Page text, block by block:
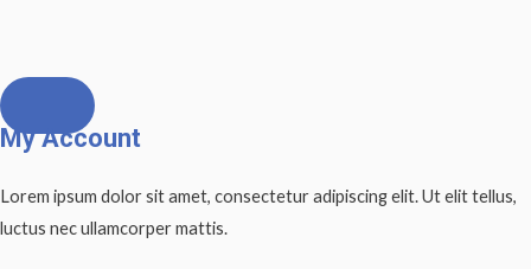
My Account
Lorem ipsum dolor sit amet, consectetur adipiscing elit. Ut elit tellus,
luctus nec ullamcorper mattis.